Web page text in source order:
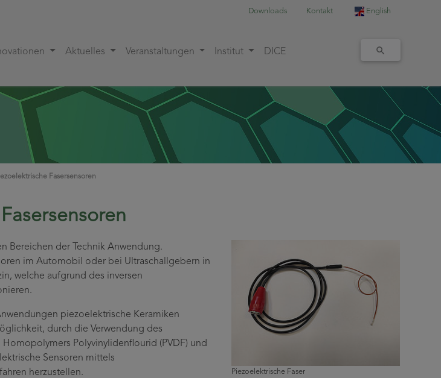
English
Downloads Kontakt
Aktuelles Veranstaltungen Institut DICE
Fasersensoren
Bereichen der Technik Anwendung.
im Automobil oder bei Ultraschallgebern in
welche aufgrund des inversen
piezoelektrische Keramiken
durch die Verwendung des
Polyvinylidenflourid (PVDF) und
Sensoren mittels
herzustellen.
Piezoelektrische Faser